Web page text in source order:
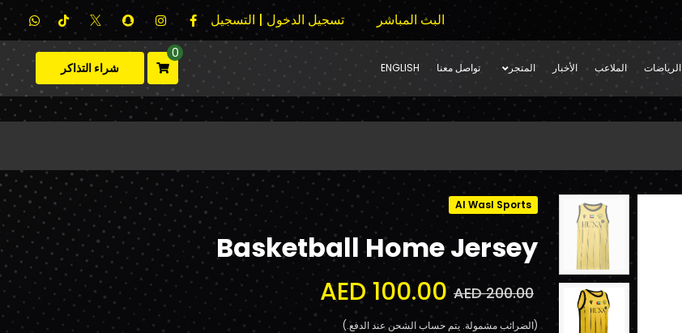
البث المباشر تسجيل الدخول | التسجيل
الرياضات الملاعب الأخبار المتجر تواصل معنا ENGLISH
0
شراء التذاكر
Al Wasl Sports
Basketball Home Jersey
AED 200.00
AED 100.00
(الضرائب مشمولة. يتم حساب الشحن عند الدفع.)